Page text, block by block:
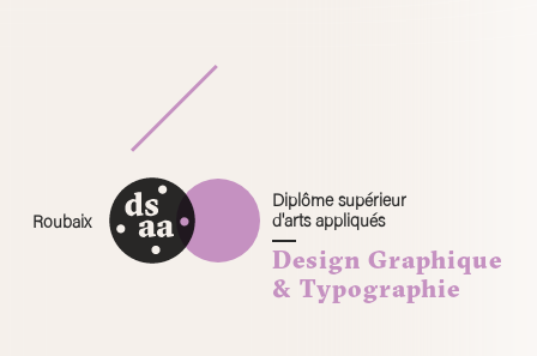
Roubaix
Diplôme supérieur
d'arts appliqués
Design Graphique
& Typographie